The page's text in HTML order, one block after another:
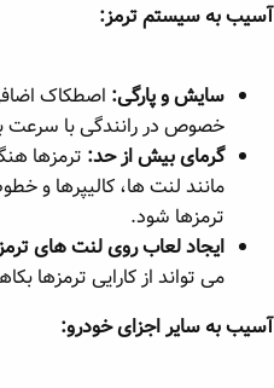
آسیب به سیستم ترمز:
سایش و پارگی: اصطکاک
خصوص در رانندگی با سرعت
گرمای بیش از حد: ترمزها
مانند لنت ها، کالیپرها و
ترمزها شود.
ایجاد لعاب روی لنت های
می تواند از کارایی ترمزها
آسیب به سایر اجزای خودرو: